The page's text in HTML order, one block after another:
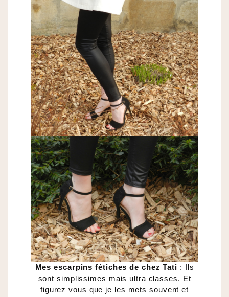
Mes escarpins fétiches de chez Tati : Ils
sont simplissimes mais ultra classes. Et
figurez vous que je les mets souvent et